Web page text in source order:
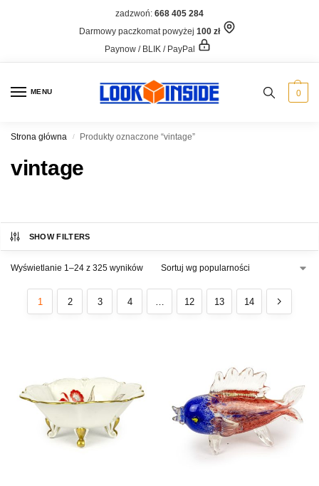
zadzwoń: 668 405 284
Darmowy paczkomat powyżej 100 zł
Paynow / BLIK / PayPal
MENU 0
Strona główna / Produkty oznaczone “vintage”
vintage
SHOW FILTERS
Wyświetlanie 1–24 z 325 wyników
1 2 3 4 … 12 13 14